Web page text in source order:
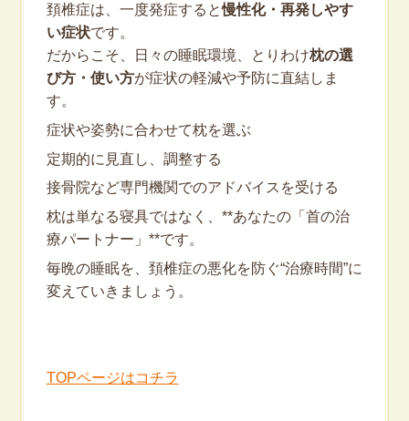
頚椎症は、一度発症すると慢性化・再発しやす
い症状です。
だからこそ、日々の睡眠環境、とりわけ枕の選
び方・使い方が症状の軽減や予防に直結しま
す。
症状や姿勢に合わせて枕を選ぶ
定期的に見直し、調整する
接骨院など専門機関でのアドバイスを受ける
枕は単なる寝具ではなく、**あなたの「首の治
療パートナー」**です。
毎晩の睡眠を、頚椎症の悪化を防ぐ“治療時間”に
変えていきましょう。
TOPページはコチラ